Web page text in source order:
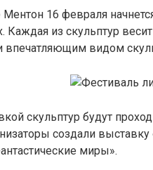
16 февраля
Каждая из скульптур
впечатляющим видом
скульптур будут
создали
миры».